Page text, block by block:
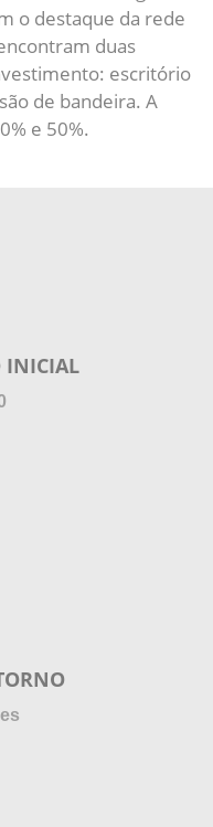
o destaque da rede
duas
escritório
de bandeira. A
e 50%.
INICIAL